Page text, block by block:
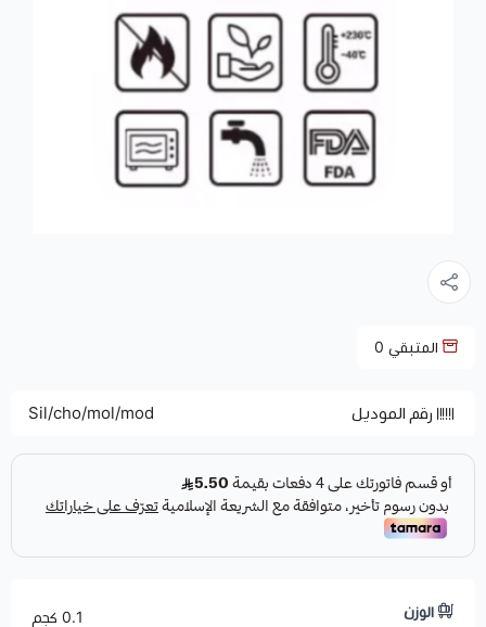
المتبقي 0
رقم الموديل Sil/cho/mol/mod
الوزن 0.1 كجم